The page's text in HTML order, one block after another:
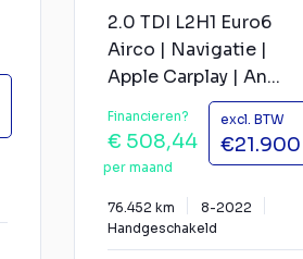
2.0 TDI L2H1 Euro6
Airco | Navigatie |
Apple Carplay | An...
Financieren?
€ 508,44
per maand
excl. BTW
€21.900
76.452 km
8-2022
Handgeschakeld